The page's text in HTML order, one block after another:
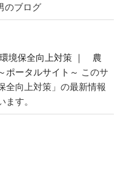
のブログ
境保全向上対策 ｜ 農
ータルサイト～ このサ
全向上対策」の最新情報
す。